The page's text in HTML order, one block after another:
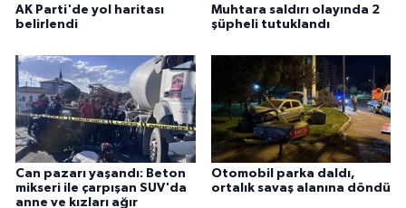
AK Parti'de yol haritası
belirlendi
Muhtara saldırı olayında 2
şüpheli tutuklandı
Can pazarı yaşandı: Beton
mikseri ile çarpışan SUV'da
anne ve kızları ağır
Otomobil parka daldı,
ortalık savaş alanına döndü